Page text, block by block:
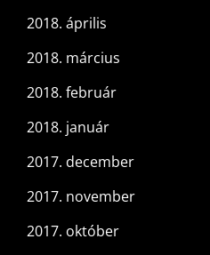
2018. április
2018. március
2018. február
2018. január
2017. december
2017. november
2017. október